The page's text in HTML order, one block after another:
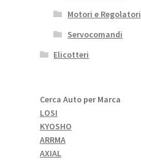
Motori e Regolatori
Servocomandi
Elicotteri
Cerca Auto per Marca
LOSI
KYOSHO
ARRMA
AXIAL